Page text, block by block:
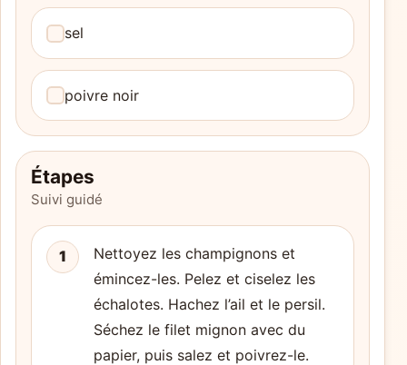
sel
poivre noir
Étapes
Suivi guidé
1
Nettoyez les champignons et
émincez-les. Pelez et ciselez les
échalotes. Hachez l’ail et le persil.
Séchez le filet mignon avec du
papier, puis salez et poivrez-le.